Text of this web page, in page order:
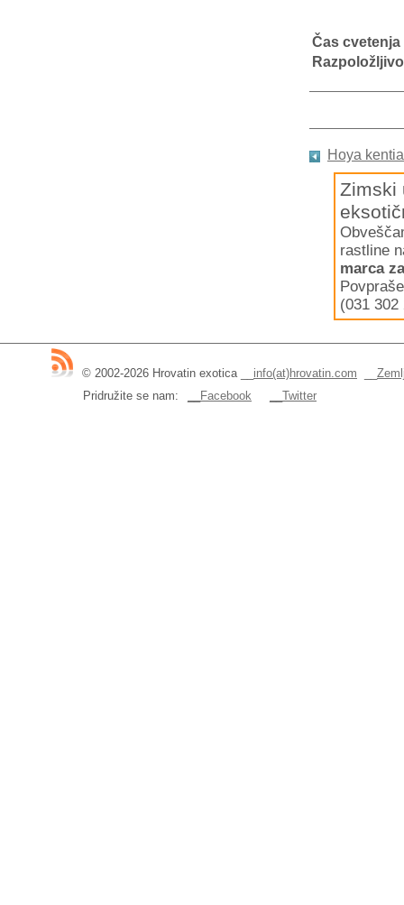
Čas cvetenja
Hoya
Zimski
rastline
marca
(031
© 2002-2026 Hrovatin exotica__ info(at)hrovatin.com
Pridružite se nam:
__Facebook __Twitter